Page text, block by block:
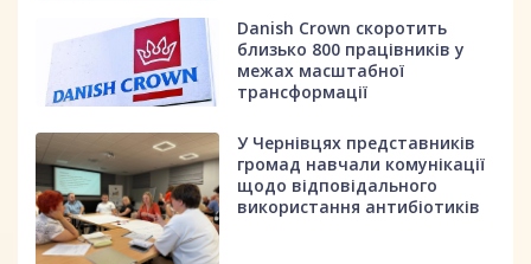
Danish Crown скоротить
близько 800 працівників у
межах масштабної
трансформації
У Чернівцях представників
громад навчали комунікації
щодо відповідального
використання антибіотиків